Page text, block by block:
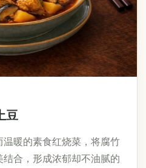
豆
暖的素食红烧菜，将腐竹
合，形成浓郁却不油腻的